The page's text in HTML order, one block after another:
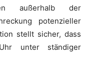
außerhalb der
potenzieller
stellt sicher, dass
unter ständiger